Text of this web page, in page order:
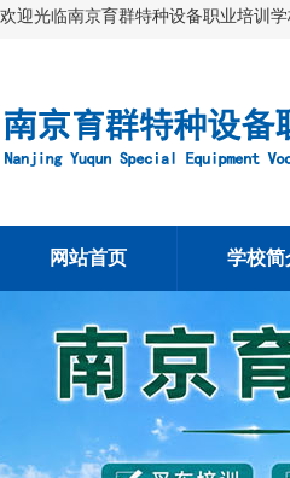
欢迎光临南京育群特种设备职业培训学
网站首页 学校简